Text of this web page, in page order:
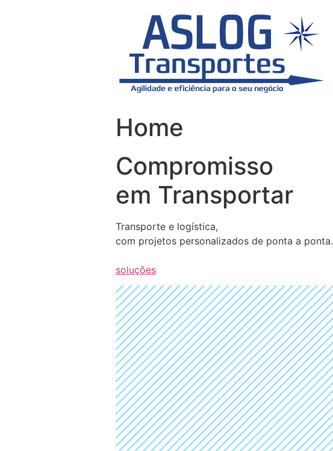
Home
Compromisso
em Transportar
Transporte e logística,
com projetos personalizados de ponta a ponta.
soluções